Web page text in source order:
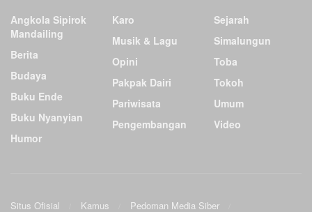
Angkola Sipirok
Mandailing
Berita
Budaya
Buku Ende
Buku Nyanyian
Humor
Karo
Musik & Lagu
Opini
Pakpak Dairi
Pariwisata
Pengembangan
Sejarah
Simalungun
Toba
Tokoh
Umum
Video
Situs Ofisial Kamus Pedoman Media Siber